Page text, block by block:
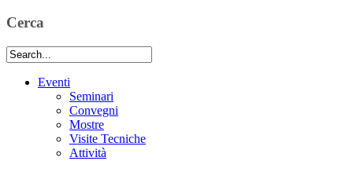
Cerca
Eventi
Seminari
Convegni
Mostre
Visite Tecniche
Attività